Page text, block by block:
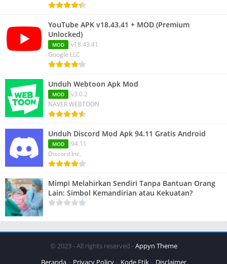
YouTube APK v18.43.41 + MOD (Premium
Unlocked)
MOD
v18.43.41
Google LLC
Unduh Webtoon Apk Mod
MOD
v3.0.2
NAVER WEBTOON
Unduh Discord Mod Apk 94.11 Gratis Android
MOD
94.11
Discord Inc.
Mimpi Melahirkan Sendiri Tanpa Bantuan Orang
Lain: Simbol Kemandirian atau Kekuatan?
© 2023 - All rights reserved -Appyn Theme
Beranda
Privacy Policy Kode Etik Disclaimer